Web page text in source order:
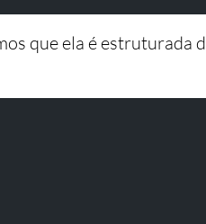
que ela é estruturada